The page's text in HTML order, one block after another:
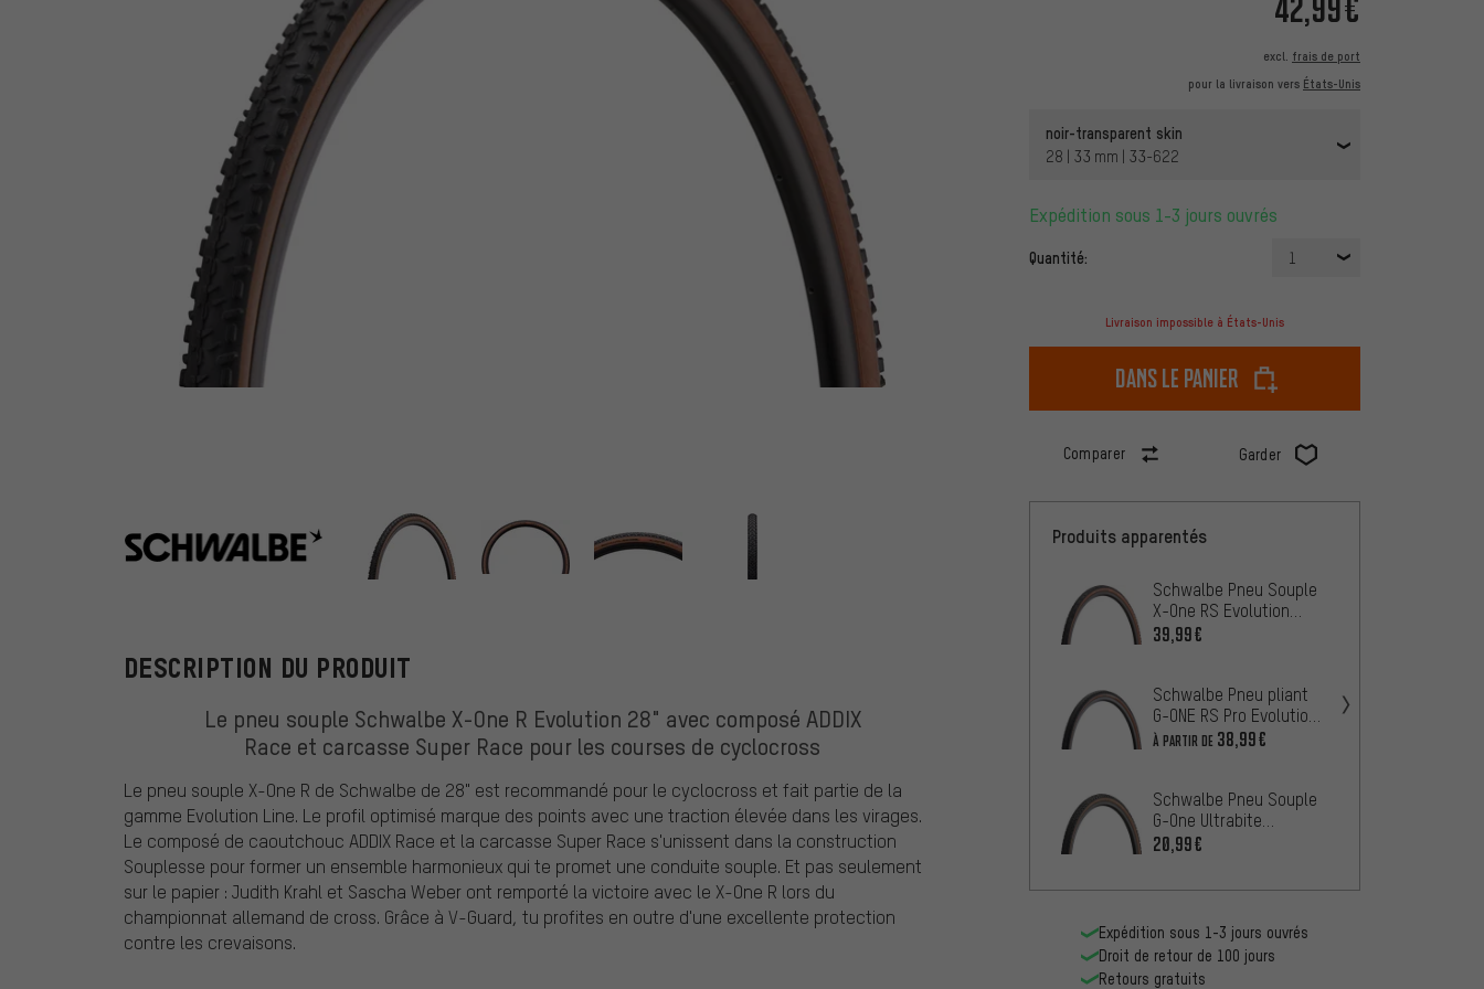
excl. frais de port
pour la livraison vers États-Unis
noir-transparent skin
28 | 33 mm | 33-622
Expédition sous 1-3 jours ouvrés
Quantité: 1
Livraison impossible à États-Unis
dans le panier
Comparer Garder
Schwalbe
DESCRIPTION DU PRODUIT
Le pneu souple Schwalbe X-One R Evolution 28" avec composé ADDIX
Race et carcasse Super Race pour les courses de cyclocross
Le pneu souple X-One R de Schwalbe de 28" est recommandé pour le cyclocross et fait partie de la
gamme Evolution Line. Le profil optimisé marque des points avec une traction élevée dans les virages.
Le composé de caoutchouc ADDIX Race et la carcasse Super Race s'unissent dans la construction
Souplesse pour former un ensemble harmonieux qui te promet une conduite souple. Et pas seulement
sur le papier : Judith Krahl et Sascha Weber ont remporté la victoire avec le X-One R lors du
championnat allemand de cross. Grâce à V-Guard, tu profites en outre d'une excellente protection
contre les crevaisons.
Produits apparentés
Schwalbe Pneu Souple
X-One RS Evolution
ADDIX Race Super Race
39,99€
Schwalbe Pneu pliant
G-ONE RS Pro Evolution
ADDIX Race TLR 28"
À PARTIR DE 38,99€
Schwalbe Pneu Souple
G-One Ultrabite
Performance ADDIX
20,99€
Expédition sous 1-3 jours ouvrés
Droit de retour de 100 jours
Retours gratuits